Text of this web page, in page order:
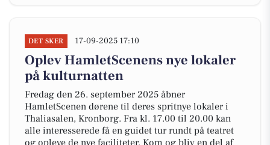
DET SKER 17-09-2025 17:10
Oplev HamletScenens nye lokaler
på kulturnatten
Fredag den 26. september 2025 åbner
HamletScenen dørene til deres spritnye lokaler i
Thaliasalen, Kronborg. Fra kl. 17.00 til 20.00 kan
alle interesserede få en guidet tur rundt på teatret
og opleve de nye faciliteter. Kom og bliv en del af